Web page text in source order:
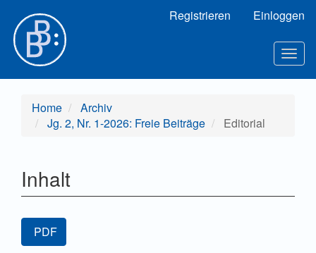
Hauptinhalt
Sidebar
Registrieren Einloggen
Home
Archiv
Jg. 2, Nr. 1-2026: Freie Beiträge
Editorial
Inhalt
Artikel-
Sidebar
PDF